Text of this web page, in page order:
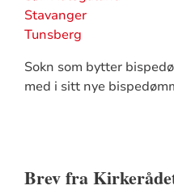
Stavanger
Tunsberg
Sokn som bytter
med i sitt nye
Brev fra